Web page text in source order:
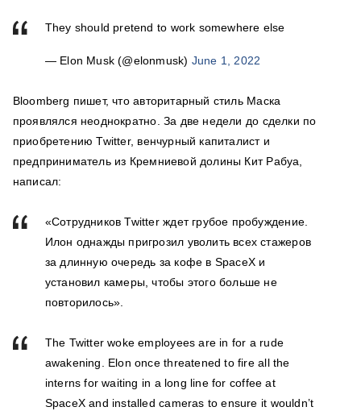
They should pretend to work somewhere else
— Elon Musk (@elonmusk) June 1, 2022
Bloomberg пишет, что авторитарный стиль Маска
проявлялся неоднократно. За две недели до сделки по
приобретению Twitter, венчурный капиталист и
предприниматель из Кремниевой долины Кит Рабуа,
написал:
«Сотрудников Twitter ждет грубое пробуждение.
Илон однажды пригрозил уволить всех стажеров
за длинную очередь за кофе в SpaceX и
установил камеры, чтобы этого больше не
повторилось».
The Twitter woke employees are in for a rude
awakening. Elon once threatened to fire all the
interns for waiting in a long line for coffee at
SpaceX and installed cameras to ensure it wouldn’t